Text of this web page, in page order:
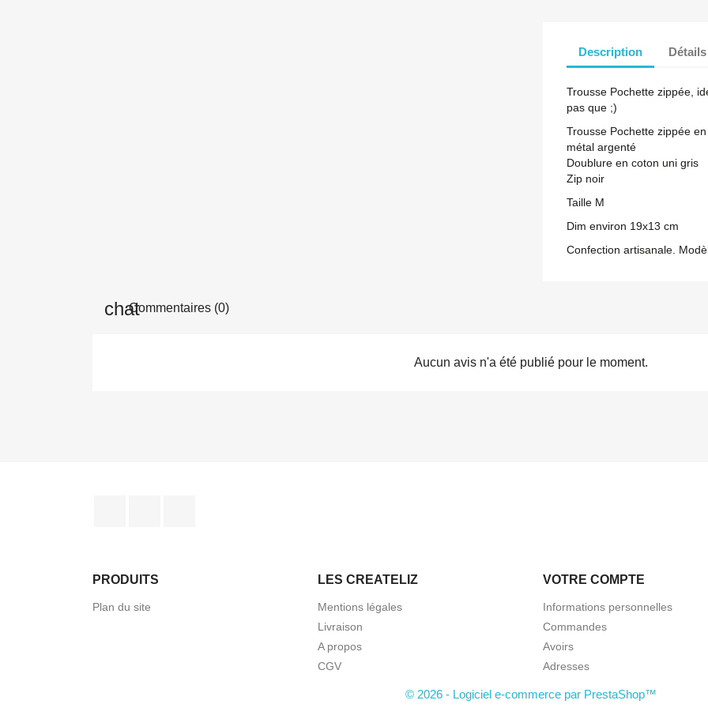
Description
Trousse Pochette zippée,
pas que ;)
Trousse Pochette zippée
métal argenté
Doublure en coton uni gris
Zip noir
Taille M
Dim environ 19x13 cm
Confection artisanale.
Commentaires (0)
Aucun avis n'a été publié pour le moment.
PRODUITS
Plan du site
LES CREATELIZ
Mentions légales
Livraison
A propos
CGV
VOTRE COMPTE
Informations personnelles
Commandes
Avoirs
Adresses
© 2026 - Logiciel e-commerce par PrestaShop™